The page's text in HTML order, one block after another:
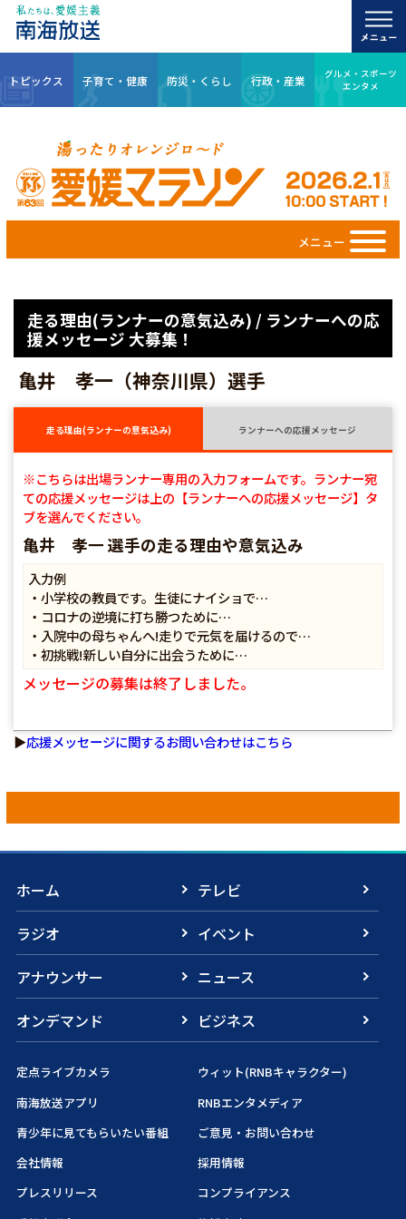
トピックス 子育て・健康 防災・くらし 行政・産業
グルメ・スポーツ
エンタメ
メニュー
走る理由(ランナーの意気込み) / ランナーへの応
援メッセージ 大募集！
亀井 孝一（神奈川県）選手
走る理由(ランナーの意気込み) ランナーへの応援メッセージ
※こちらは出場ランナー専用の入力フォームです。ランナー宛
ての応援メッセージは上の【ランナーへの応援メッセージ】タ
ブを選んでください。
亀井 孝一 選手の走る理由や意気込み
入力例
・小学校の教員です。生徒にナイショで…
・コロナの逆境に打ち勝つために…
・入院中の母ちゃんへ!走りで元気を届けるので…
・初挑戦!新しい自分に出会うために…
メッセージの募集は終了しました。
▶応援メッセージに関するお問い合わせはこちら
ホーム
テレビ
ラジオ
イベント
アナウンサー
ニュース
オンデマンド
ビジネス
定点ライブカメラ
ウィット(RNBキャラクター)
南海放送アプリ
RNBエンタメディア
青少年に見てもらいたい番組
ご意見・お問い合わせ
会社情報
採用情報
プレスリリース
コンプライアンス